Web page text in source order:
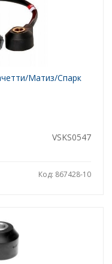
Матиз/Спарк
VSKS0547
Код: 867428-10